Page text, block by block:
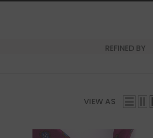
REFINED BY
VIEW AS